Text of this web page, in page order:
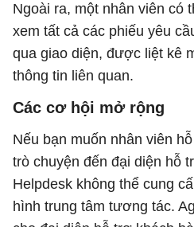
Ngoài ra, một nhân viên có
xem tất cả các phiếu yêu
qua giao diện, được liệt kê
thông tin liên quan.
Các cơ hội mở rộng
Nếu bạn muốn nhân viên
trò chuyện đến đại diện hỗ
Helpdesk không thể cung
hình trung tâm tương tác.